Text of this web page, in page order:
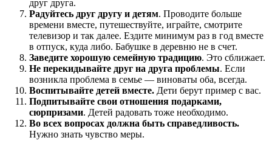
друг друга.
Радуйтесь друг другу и детям. Проводите больше
времени вместе, путешествуйте, играйте, смотрите
телевизор и так далее. Ездите минимум раз в год вместе
в отпуск, куда либо. Бабушке в деревню не в счет.
Заведите хорошую семейную традицию. Это сближает.
Не перекидывайте друг на друга проблемы. Если
возникла проблема в семье — виноваты оба, всегда.
Воспитывайте детей вместе. Дети берут пример с вас.
Подпитывайте свои отношения подарками,
сюрпризами. Детей радовать тоже необходимо.
Во всех вопросах должна быть справедливость.
Нужно знать чувство меры.